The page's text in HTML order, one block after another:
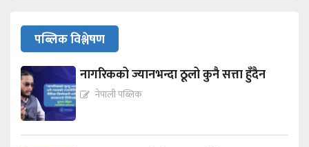
पब्लिक विश्लेषण
नागरिकको ज्यानभन्दा ठूलो कुनै सत्ता हुँदैन
नेपाली पब्लिक